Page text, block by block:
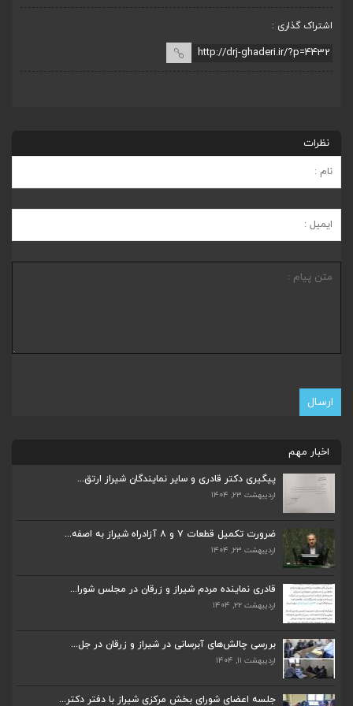
اشتراک گذاری :
نظرات
اخبار مهم
پیگیری دکتر قادری و سایر نمایندگان شیراز ارتق...
اردیبهشت ۲۳, ۱۴۰۴
ضرورت تکمیل قطعات ۷ و ۸ آزادراه شیراز به اصفه...
اردیبهشت ۲۳, ۱۴۰۴
قادری نماینده مردم شیراز و زرقان در مجلس شورا...
اردیبهشت ۲۲, ۱۴۰۴
بررسی چالش‌های آبرسانی در شیراز و زرقان در جل...
اردیبهشت ۱۱, ۱۴۰۴
جلسه اعضای شورای بخش مرکزی شیراز با دفتر دکتر...
ضرورت تکمیل قطعات ۷ و ۸ آزادراه شیراز به اصفه...
اردیبهشت ۲۳, ۱۴۰۴
قادری نماینده مردم شیراز و زرقان در مجلس شورا...
بررسی چالش‌های آبرسانی در شیراز و زرقان در جل...
جلسه اعضای شورای بخش مرکزی شیراز با دفتر دکتر...